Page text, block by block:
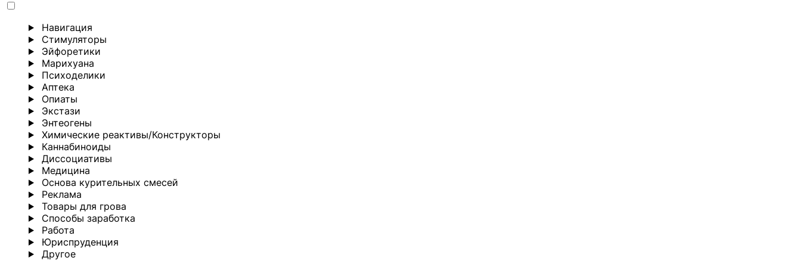
Навигация
Стимуляторы
Эйфоретики
Марихуана
Психоделики
Аптека
Опиаты
Экстази
Энтеогены
Химические реактивы/Конструкторы
Каннабиноиды
Диссоциативы
Медицина
Основа курительных смесей
Реклама
Товары для грова
Способы заработка
Работа
Юриспруденция
Другoе